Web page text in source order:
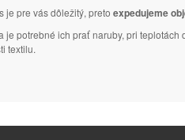
je pre vás dôležitý, preto expedujeme
potrebné ich prať naruby, pri
textilu.